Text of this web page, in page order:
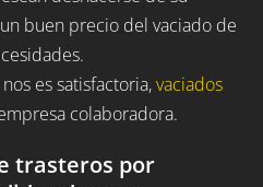
buen precio del vaciado de
es satisfactoria,vaciados
colaboradora.
trasteros por